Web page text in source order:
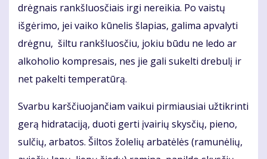
drėgnais rankšluosčiais irgi nereikia. Po vaistų
išgėrimo, jei vaiko kūnelis šlapias, galima apvalyti
drėgnu, šiltu rankšluosčiu, jokiu būdu ne ledo ar
alkoholio kompresais, nes jie gali sukelti drebulį ir
net pakelti temperatūrą.
Svarbu karščiuojančiam vaikui pirmiausiai užtikrinti
gerą hidrataciją, duoti gerti įvairių skysčių, pieno,
sulčių, arbatos. Šiltos žolelių arbatėlės (ramunėlių,